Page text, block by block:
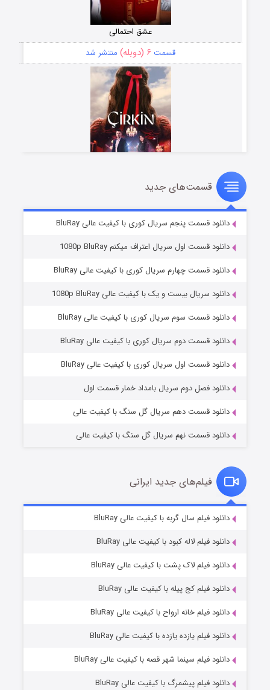
عشق احتمالی
قسمت ۶ (دوبله) منتشر شد
سریال زشت
قسمت۵ (زیرنویس) منتشر شد
وستی ها
قسمت۱ (زیرنویس) منتشر شد
قسمت۶ (زیرنویس) منتشر شد
قسمت‌های جدید
دانلود قسمت پنجم سریال کوری با کیفیت عالی BluRay
دانلود قسمت اول سریال اعتراف میکنم 1080p BluRay
دانلود قسمت چهارم سریال کوری با کیفیت عالی BluRay
دانلود سریال بیست و یک با کیفیت عالی 1080p BluRay
دانلود قسمت سوم سریال کوری با کیفیت عالی BluRay
دانلود قسمت دوم سریال کوری با کیفیت عالی BluRay
دانلود قسمت اول سریال کوری با کیفیت عالی BluRay
دانلود فصل دوم سریال بامداد خمار قسمت اول
دانلود قسمت دهم سریال گل سنگ با کیفیت عالی
دانلود قسمت نهم سریال گل سنگ با کیفیت عالی
فیلم‌های جدید ایرانی
دانلود فیلم سال گربه با کیفیت عالی BluRay
دانلود فیلم لاله کبود با کیفیت عالی BluRay
دانلود فیلم لاک پشت با کیفیت عالی BluRay
دانلود فیلم کج‌ پیله با کیفیت عالی BluRay
دانلود فیلم خانه ارواح با کیفیت عالی BluRay
دانلود فیلم یازده یازده با کیفیت عالی BluRay
دانلود فیلم سینما شهر قصه با کیفیت عالی BluRay
دانلود فیلم پیشمرگ با کیفیت عالی BluRay